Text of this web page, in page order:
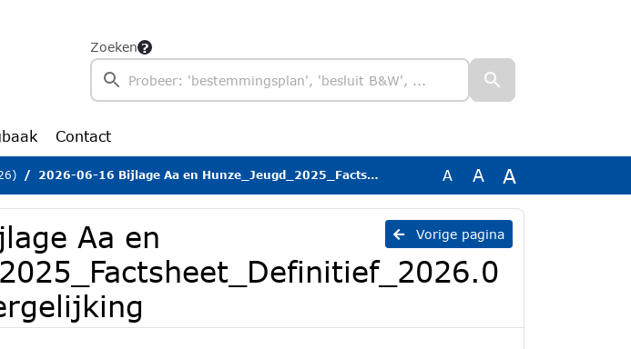
Zoeken
Contact
2026-06-16 Bijlage Aa en Hunze_Jeugd_2025_Factsheet_Definitief_2026.06.15_ZonderVergelijking A A A
Vorige pagina
Aa en